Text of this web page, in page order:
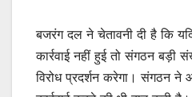
बजरंग दल ने चेतावनी दी है कि
कार्रवाई नहीं हुई तो संगठन बड़ी
विरोध प्रदर्शन करेगा। संगठन